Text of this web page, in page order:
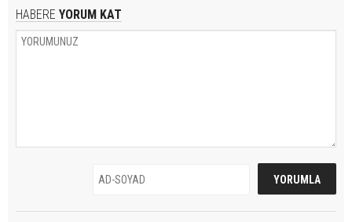
HABERE YORUM KAT